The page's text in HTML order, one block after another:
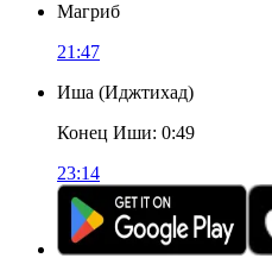
Магриб
21:47
Иша (Иджтихад)
Конец Иши: 0:49
23:14